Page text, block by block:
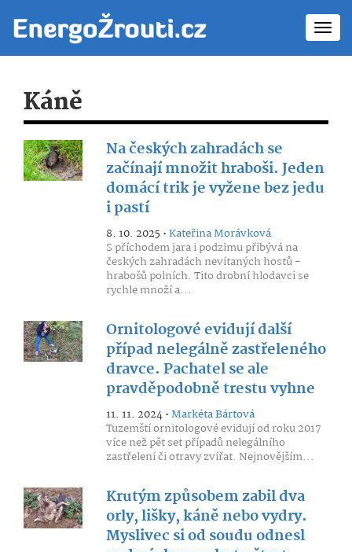
Káně
Na českých zahradách se
začínají množit hraboši. Jeden
domácí trik je vyžene bez jedu
i pastí
8. 10. 2025 •Kateřina Morávková
S příchodem jara i podzimu přibývá na
českých zahradách nevítaných hostů -
hrabošů polních. Tito drobní hlodavci se
rychle množí a...
Ornitologové evidují další
případ nelegálně zastřeleného
dravce. Pachatel se ale
pravděpodobně trestu vyhne
11. 11. 2024 •Markéta Bártová
Tuzemští ornitologové evidují od roku 2017
více než pět set případů nelegálního
zastřelení či otravy zvířat. Nejnovějším...
Krutým způsobem zabil dva
orly, lišky, káně nebo vydry.
Myslivec si od soudu odnesl